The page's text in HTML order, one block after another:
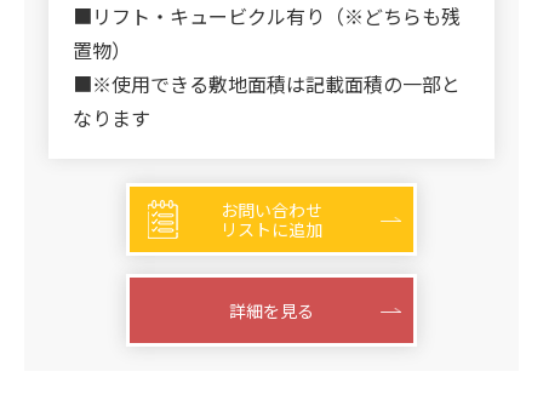
■リフト・キュービクル有り（※どちらも残
置物）
■※使用できる敷地面積は記載面積の一部と
なります
お問い合わせ
リストに追加
詳細を見る